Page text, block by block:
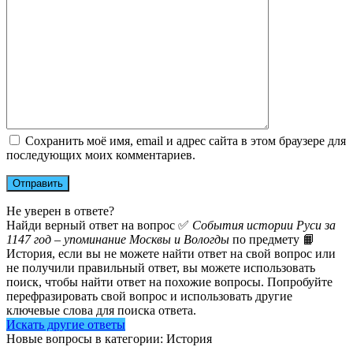
Сохранить моё имя, email и адрес сайта в этом браузере для
последующих моих комментариев.
Не уверен в ответе?
Найди верный ответ на вопрос ✅ События истории Руси за
1147 год – упоминание Москвы и Вологды по предмету 📙
История, если вы не можете найти ответ на свой вопрос или
не получили правильный ответ, вы можете использовать
поиск, чтобы найти ответ на похожие вопросы. Попробуйте
перефразировать свой вопрос и использовать другие
ключевые слова для поиска ответа.
Искать другие ответы
Новые вопросы в категории: История